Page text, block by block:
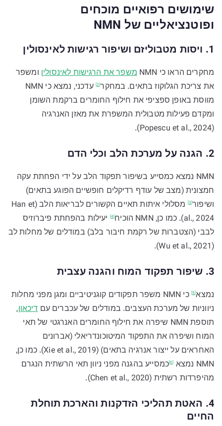
שימושים רפואיים מוכחים
ופוטנציאליים של NMN
1. ויסות מטבוליזם ושיפור רגישות לאינסולין
מחקרים הראו כי NMN משפר את הרגישות לאינסולין ומשפר
את צריכת הגלוקוז בתאים. במחקר[2]
עדכני, נמצא כי NMN
מווסת באופן ספציפי את חילוף החומרים ברקמת השומן
ומקדם פעילות מטבולית המשפרת את מאזן האנרגיה
(Popescu et al., 2024).
2. הגנה על מערכת הלב וכלי הדם
NMN נמצא כמסייע בשיפור תפקוד הלב על ידי הפחתת עקה
חמצונית (מצב של עודף רדיקלים חופשיים הפוגע בתאים)
ושיפור[3]
מסלולי איתות תאיים הקשורים לבריאות הלב (Han et
al., 2024). כמו כן, NMN
הוכיח[4]
יעילות בהפחתת פיברוזיס
לבבי (הצטברות של רקמת חיבור בלב) במודלים של מחלות לב
(Wu et al., 2021).
3. שיפור תפקוד המוח והגנה עצבית
נמצא[5]
כי NMN משפר תפקודים קוגניטיביים ומגן מפני מחלות
ניווניות של מערכת העצבים. במודלים של עכברים עםדיכאון,
תוספת NMN שיפרה את חילוף החומרים האנרגטי של תאי
המוח ושיפרה את התפקוד המיטוכונדריאלי (אברונים
האחראים על ייצור אנרגיה בתאים) (Xie et al., 2019). כמו כן,
NMN נמצא [6]
כמסייע בהגנה מפני ניוון תאי הרשתית הנגרם
מהיפרדות רשתית (Chen et al., 2020).
4. האטת תהליכי הזדקנות והארכת תוחלת
החיים